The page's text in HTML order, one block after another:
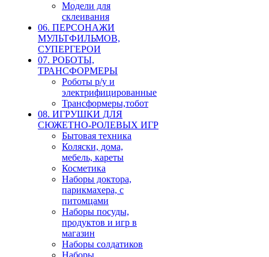
Модели для
склеивания
06. ПЕРСОНАЖИ
МУЛЬТФИЛЬМОВ,
СУПЕРГЕРОИ
07. РОБОТЫ,
ТРАНСФОРМЕРЫ
Роботы р/у и
электрифицированные
Трансформеры,тобот
08. ИГРУШКИ ДЛЯ
СЮЖЕТНО-РОЛЕВЫХ ИГР
Бытовая техника
Коляски, дома,
мебель, кареты
Косметика
Наборы доктора,
парикмахера, с
питомцами
Наборы посуды,
продуктов и игр в
магазин
Наборы солдатиков
Наборы